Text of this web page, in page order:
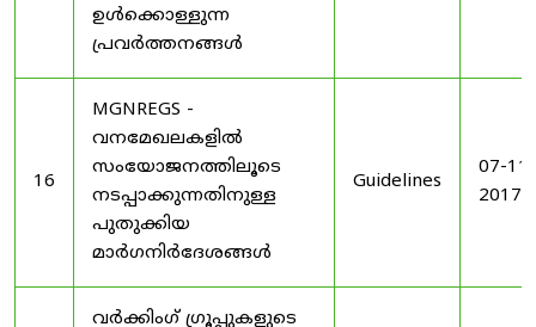
ഉൾക്കൊള്ളുന്ന
പ്രവർത്തനങ്ങൾ
16
MGNREGS -
വനമേഖലകളിൽ
സംയോജനത്തിലൂടെ
നടപ്പാക്കുന്നതിനുള്ള
പുതുക്കിയ
മാർഗനിർദേശങ്ങൾ
Guidelines
07-11-
2017
വർക്കിംഗ് ഗ്രൂപ്പുകളുടെ